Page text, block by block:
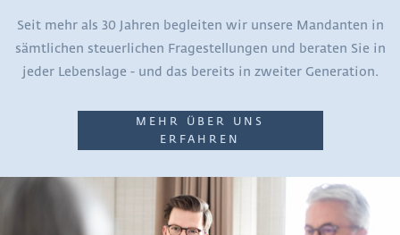
Seit mehr als 30 Jahren begleiten wir unsere Mandanten in
sämtlichen steuerlichen Fragestellungen und beraten Sie in
jeder Lebenslage - und das bereits in zweiter Generation.
MEHR ÜBER UNS
ERFAHREN